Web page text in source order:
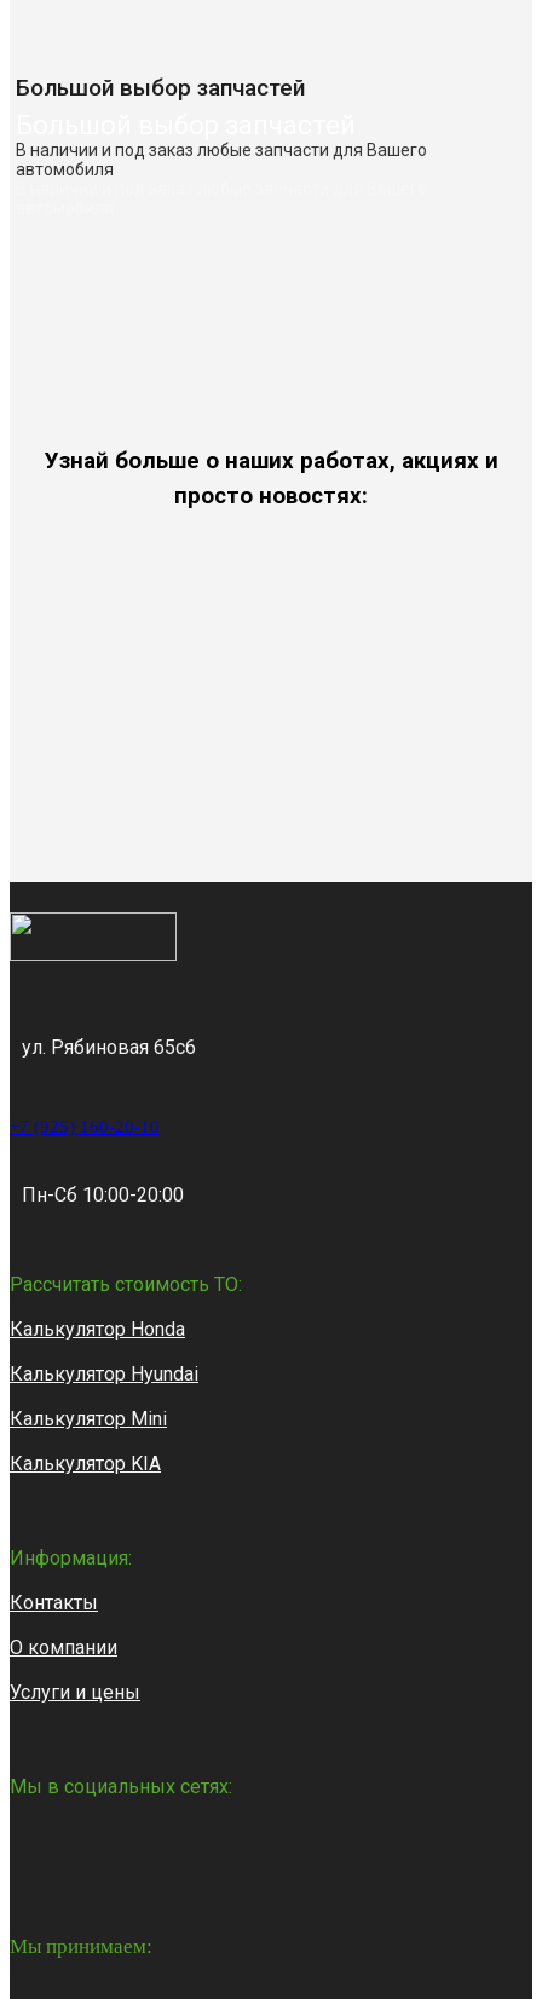
Большой выбор запчастей
В наличии и под заказ любые запчасти для Вашего
автомобиля
Узнай больше о наших работах, акциях и
просто новостях:
ул. Рябиновая 65с6
+7 (925) 160-20-10
Пн-Сб 10:00-20:00
Рассчитать стоимость ТО:
Калькулятор Honda
Калькулятор Hyundai
Калькулятор Mini
Калькулятор KIA
Информация:
Контакты
О компании
Услуги и цены
Мы в социальных сетях:
Мы принимаем: